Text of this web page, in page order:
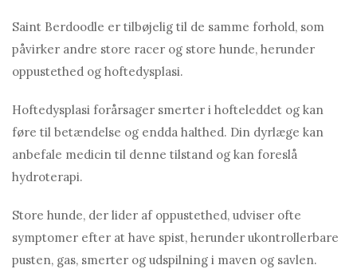
Saint Berdoodle er tilbøjelig til de samme forhold, som
påvirker andre store racer og store hunde, herunder
oppustethed og hoftedysplasi.
Hoftedysplasi forårsager smerter i hofteleddet og kan
føre til betændelse og endda halthed. Din dyrlæge kan
anbefale medicin til denne tilstand og kan foreslå
hydroterapi.
Store hunde, der lider af oppustethed, udviser ofte
symptomer efter at have spist, herunder ukontrollerbare
pusten, gas, smerter og udspilning i maven og savlen.